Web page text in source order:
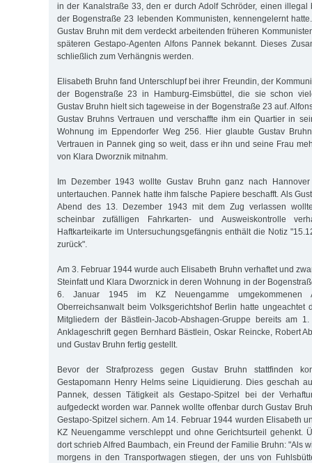
in der Kanalstraße 33, den er durch Adolf Schröder, einen illegal
der Bogenstraße 23 lebenden Kommunisten, kennengelernt
Gustav Bruhn mit dem verdeckt arbeitenden früheren
späteren Gestapo-Agenten Alfons Pannek bekannt. Dieses
schließlich zum Verhängnis werden.
Elisabeth Bruhn fand Unterschlupf bei ihrer Freundin, der
der Bogenstraße 23 in Hamburg-Eimsbüttel, die sie schon
Gustav Bruhn hielt sich tageweise in der Bogenstraße 23 auf.
Gustav Bruhns Vertrauen und verschaffte ihm ein Quartier in
Wohnung im Eppendorfer Weg 256. Hier glaubte Gustav
Vertrauen in Pannek ging so weit, dass er ihn und seine Frau
von Klara Dworznik mitnahm.
Im Dezember 1943 wollte Gustav Bruhn ganz nach
untertauchen. Pannek hatte ihm falsche Papiere beschafft. Als
Abend des 13. Dezember 1943 mit dem Zug verlassen
scheinbar zufälligen Fahrkarten- und Ausweiskontrolle
Haftkarteikarte im Untersuchungsgefängnis enthält die Notiz
zurück".
Am 3. Februar 1944 wurde auch Elisabeth Bruhn verhaftet und
Steinfatt und Klara Dworznick in deren Wohnung in der
6. Januar 1945 im KZ Neuengamme umgekommenen
Oberreichsanwalt beim Volksgerichtshof Berlin hatte ungeachtet
Mitgliedern der Bästlein-Jacob-Abshagen-Gruppe bereits am
Anklageschrift gegen Bernhard Bästlein, Oskar Reincke, Robert
und Gustav Bruhn fertig gestellt.
Bevor der Strafprozess gegen Gustav Bruhn stattfinden
Gestapomann Henry Helms seine Liquidierung. Dies geschah
Pannek, dessen Tätigkeit als Gestapo-Spitzel bei der
aufgedeckt worden war. Pannek wollte offenbar durch Gustav
Gestapo-Spitzel sichern. Am 14. Februar 1944 wurden Elisabeth
KZ Neuengamme verschleppt und ohne Gerichtsurteil gehenkt.
dort schrieb Alfred Baumbach, ein Freund der Familie Bruhn: "Als
morgens in den Transportwagen stiegen, der uns von